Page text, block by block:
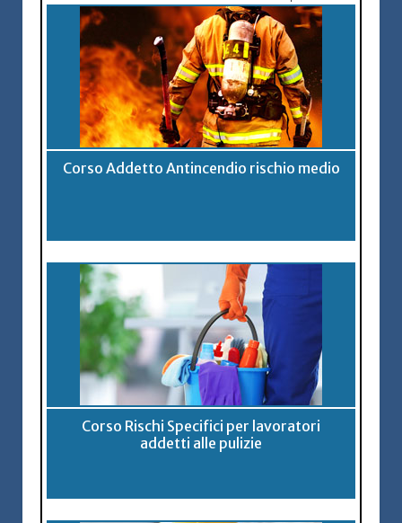
Corso Addetto Antincendio rischio medio
Corso Rischi Specifici per lavoratori
addetti alle pulizie